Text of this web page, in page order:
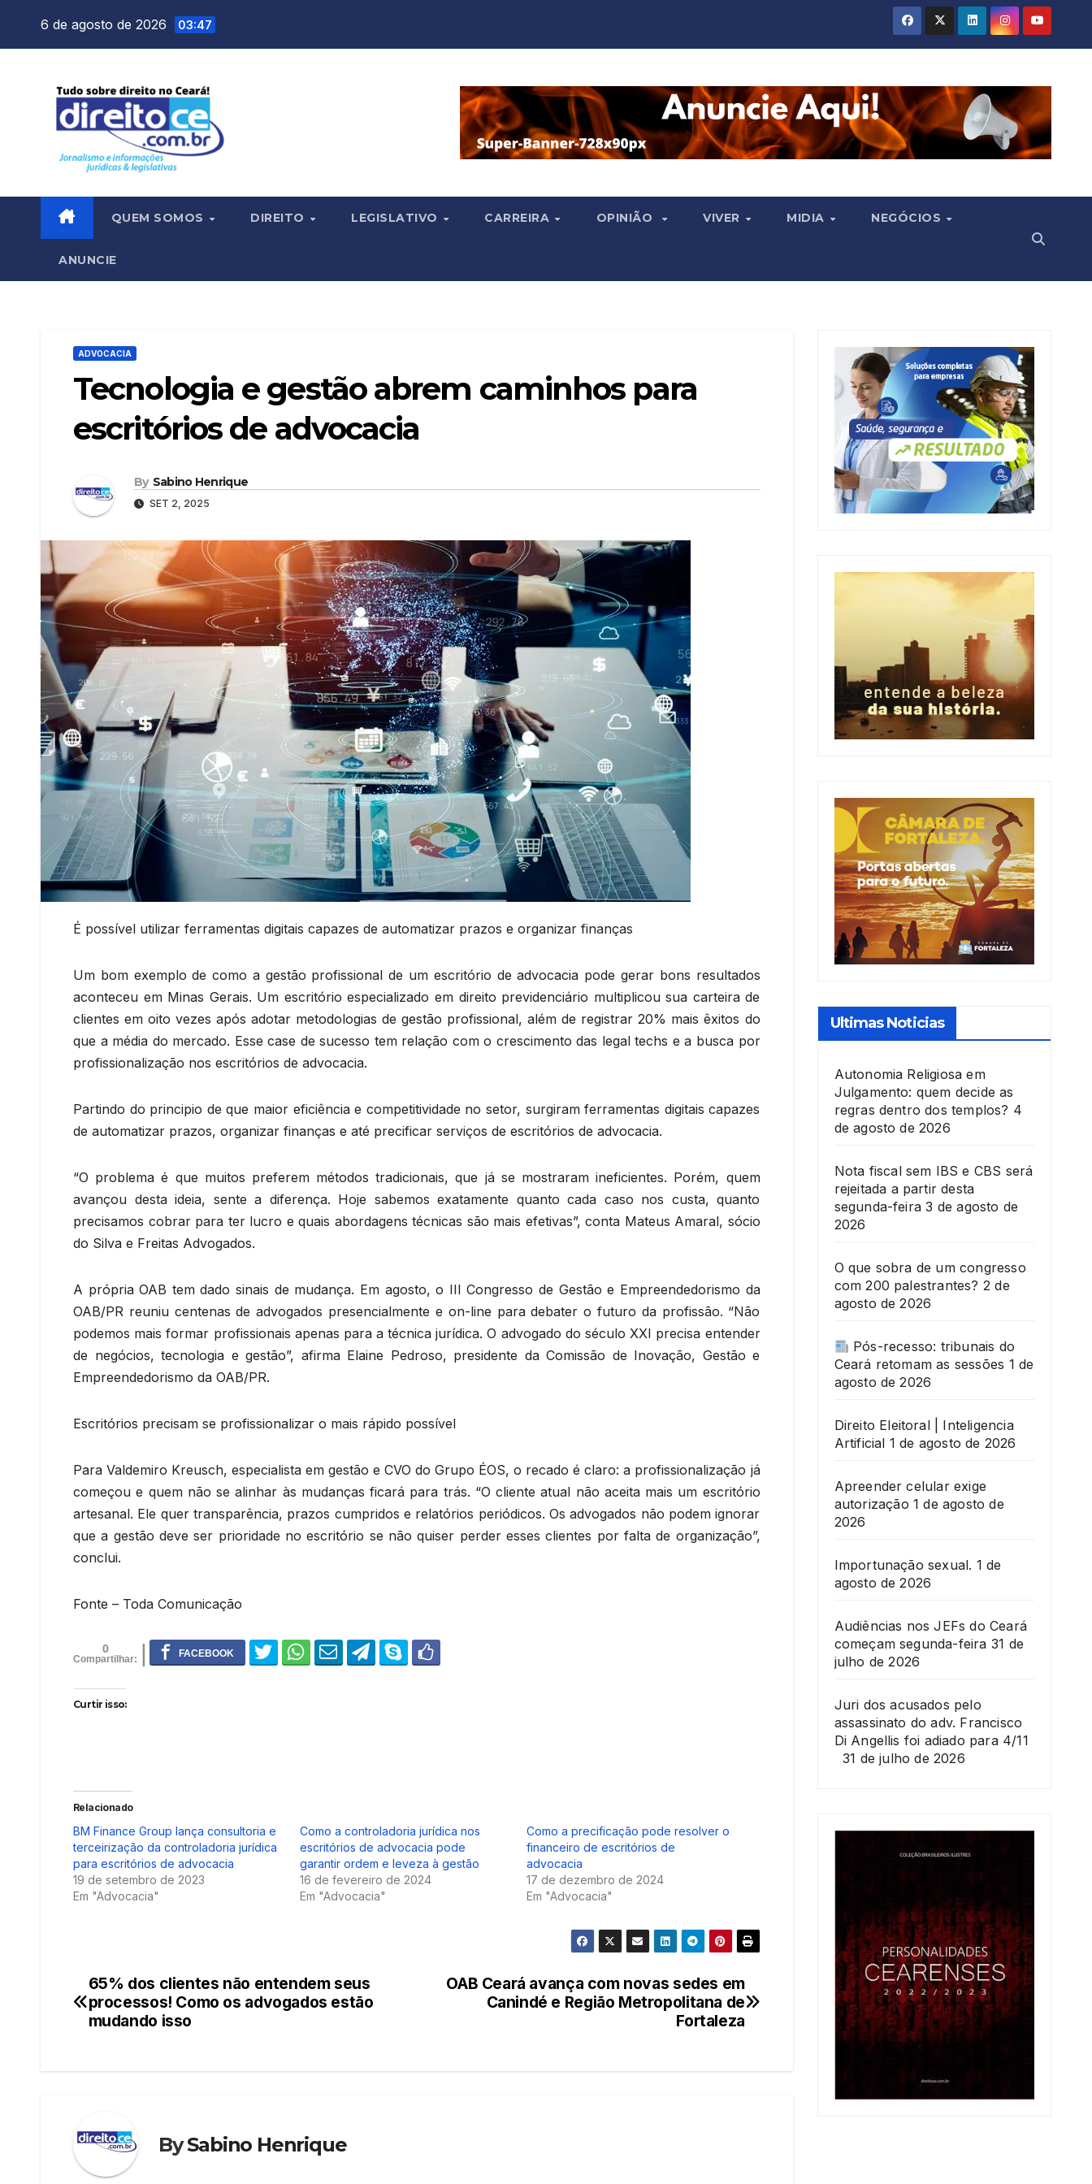
6 de agosto de 2026 03:47
QUEM SOMOS DIREITO LEGISLATIVO CARREIRA OPINIÃO VIVER MIDIA NEGÓCIOS
ANUNCIE
ADVOCACIA
Tecnologia e gestão abrem caminhos para
escritórios de advocacia
By Sabino Henrique
SET 2, 2025
É possível utilizar ferramentas digitais capazes de automatizar prazos e organizar finanças
Um bom exemplo de como a gestão profissional de um escritório de advocacia pode gerar bons resultados
aconteceu em Minas Gerais. Um escritório especializado em direito previdenciário multiplicou sua carteira de
clientes em oito vezes após adotar metodologias de gestão profissional, além de registrar 20% mais êxitos do
que a média do mercado. Esse case de sucesso tem relação com o crescimento das legal techs e a busca por
profissionalização nos escritórios de advocacia.
Partindo do principio de que maior eficiência e competitividade no setor, surgiram ferramentas digitais capazes
de automatizar prazos, organizar finanças e até precificar serviços de escritórios de advocacia.
“O problema é que muitos preferem métodos tradicionais, que já se mostraram ineficientes. Porém, quem
avançou desta ideia, sente a diferença. Hoje sabemos exatamente quanto cada caso nos custa, quanto
precisamos cobrar para ter lucro e quais abordagens técnicas são mais efetivas”, conta Mateus Amaral, sócio
do Silva e Freitas Advogados.
A própria OAB tem dado sinais de mudança. Em agosto, o III Congresso de Gestão e Empreendedorismo da
OAB/PR reuniu centenas de advogados presencialmente e on-line para debater o futuro da profissão. “Não
podemos mais formar profissionais apenas para a técnica jurídica. O advogado do século XXI precisa entender
de negócios, tecnologia e gestão”, afirma Elaine Pedroso, presidente da Comissão de Inovação, Gestão e
Empreendedorismo da OAB/PR.
Escritórios precisam se profissionalizar o mais rápido possível
Para Valdemiro Kreusch, especialista em gestão e CVO do Grupo ÉOS, o recado é claro: a profissionalização já
começou e quem não se alinhar às mudanças ficará para trás. “O cliente atual não aceita mais um escritório
artesanal. Ele quer transparência, prazos cumpridos e relatórios periódicos. Os advogados não podem ignorar
que a gestão deve ser prioridade no escritório se não quiser perder esses clientes por falta de organização”,
conclui.
Fonte – Toda Comunicação
0
Curtir isso:
Relacionado
BM Finance Group lança consultoria e
terceirização da controladoria jurídica
para escritórios de advocacia
19 de setembro de 2023
Em "Advocacia"
Como a controladoria jurídica nos
escritórios de advocacia pode
garantir ordem e leveza à gestão
16 de fevereiro de 2024
Em "Advocacia"
Como a precificação pode resolver o
financeiro de escritórios de
advocacia
17 de dezembro de 2024
Em "Advocacia"
Navegação
de
OAB Ceará avança com novas sedes em
Canindé e Região Metropolitana de
Fortaleza
65% dos clientes não entendem seus
processos! Como os advogados estão
mudando isso
BySabino Henrique
Ultimas Noticias
Autonomia Religiosa em
Julgamento: quem decide as
regras dentro dos templos? 4
de agosto de 2026
Nota fiscal sem IBS e CBS será
rejeitada a partir desta
segunda-feira 3 de agosto de
2026
O que sobra de um congresso
com 200 palestrantes? 2 de
agosto de 2026
Pós-recesso: tribunais do
Ceará retomam as sessões 1 de
agosto de 2026
Direito Eleitoral | Inteligencia
Artificial 1 de agosto de 2026
Apreender celular exige
autorização 1 de agosto de
2026
Importunação sexual. 1 de
agosto de 2026
Audiências nos JEFs do Ceará
começam segunda-feira 31 de
julho de 2026
Juri dos acusados pelo
assassinato do adv. Francisco
Di Angellis foi adiado para 4/11
31 de julho de 2026